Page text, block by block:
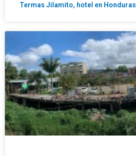
Termas Jilamito, hotel en Honduras